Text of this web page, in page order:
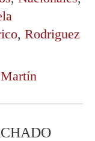
, Rodriguez